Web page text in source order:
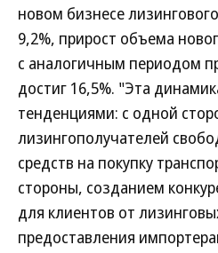
новом бизнесе
9,2%, прирост объема
с аналогичным периодом
достиг 16,5%. "Эта
тенденциями: с одной
лизингополучателей
средств на покупку
стороны, созданием
для клиентов от
предоставления